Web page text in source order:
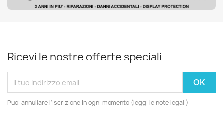
Ricevi le nostre offerte speciali
Puoi annullare l'iscrizione in ogni momento (leggi le note legali)